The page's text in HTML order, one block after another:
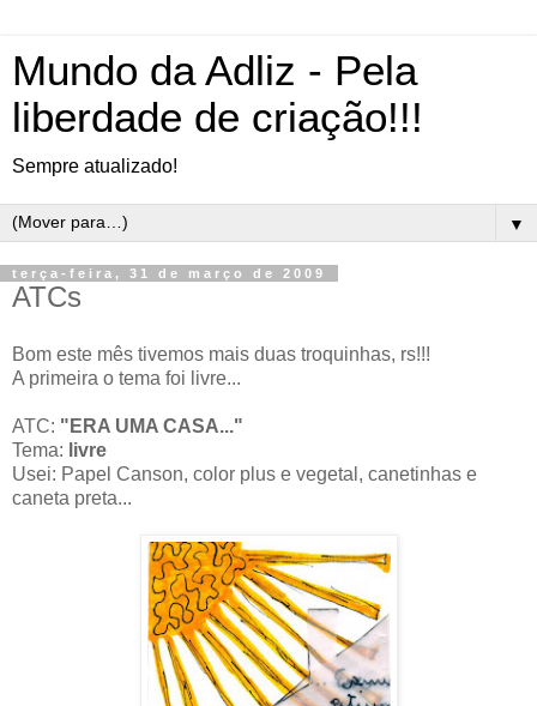
Mundo da Adliz - Pela
liberdade de criação!!!
Sempre atualizado!
▼
terça-feira, 31 de março de 2009
ATCs
Bom este mês tivemos mais duas troquinhas, rs!!!
A primeira o tema foi livre...
ATC: "ERA UMA CASA..."
Tema: livre
Usei: Papel Canson, color plus e vegetal, canetinhas e
caneta preta...